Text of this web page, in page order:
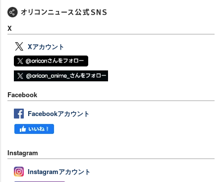
X
Xアカウント
Facebook
Facebookアカウント
Instagram
Instagramアカウント